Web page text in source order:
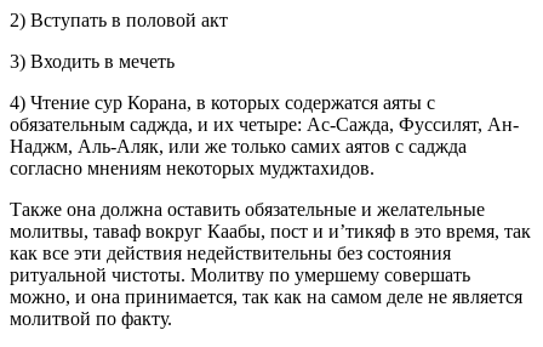
2) Вступать в половой акт
3) Входить в мечеть
4) Чтение сур Корана, в которых содержатся аяты с
обязательным саджда, и их четыре: Ас-Сажда, Фуссилят, Ан-
Наджм, Аль-Аляк, или же только самих аятов с саджда
согласно мнениям некоторых муджтахидов.
Также она должна оставить обязательные и желательные
молитвы, таваф вокруг Каабы, пост и и’тикяф в это время, так
как все эти действия недействительны без состояния
ритуальной чистоты. Молитву по умершему совершать
можно, и она принимается, так как на самом деле не является
молитвой по факту.